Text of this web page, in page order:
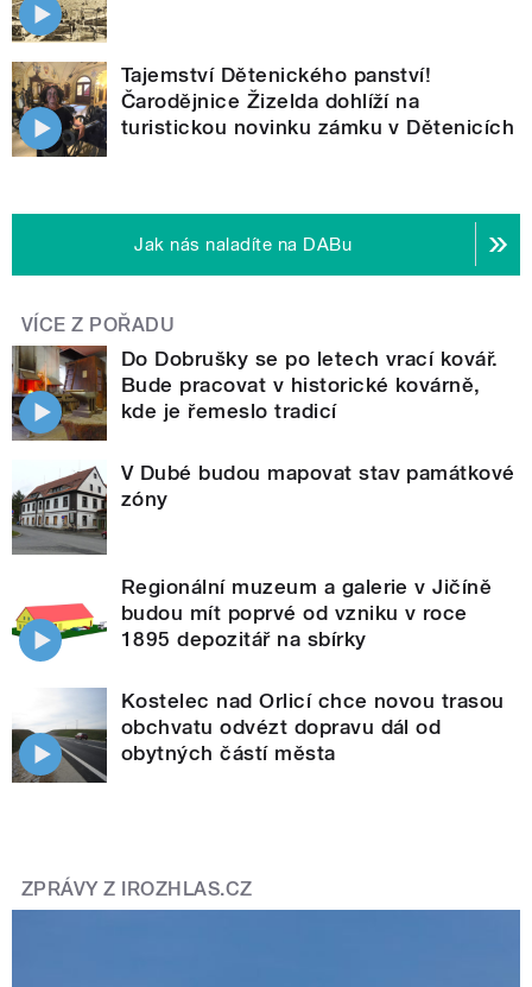
Tajemství Dětenického panství!
Čarodějnice Žizelda dohlíží na
turistickou novinku zámku v Dětenicích
Jak nás naladíte na DABu
VÍCE Z POŘADU
Do Dobrušky se po letech vrací kovář.
Bude pracovat v historické kovárně,
kde je řemeslo tradicí
V Dubé budou mapovat stav památkové
zóny
Regionální muzeum a galerie v Jičíně
budou mít poprvé od vzniku v roce
1895 depozitář na sbírky
Kostelec nad Orlicí chce novou trasou
obchvatu odvézt dopravu dál od
obytných částí města
ZPRÁVY Z IROZHLAS.CZ